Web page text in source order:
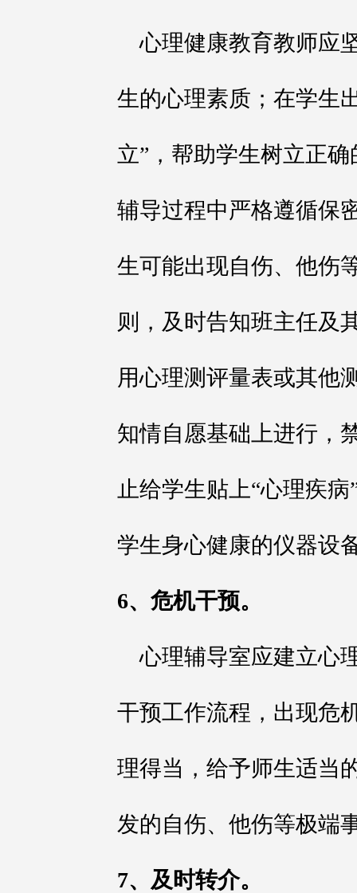
心理健康教育教师应
生的心理素质；在学生
立”，帮助学生树立正
辅导过程中严格遵循保
生可能出现自伤、他伤
则，及时告知班主任及
用心理测评量表或其他
知情自愿基础上进行，
止给学生贴上“心理疾
学生身心健康的仪器设
6、危机干预。
心理辅导室应建立心
干预工作流程，出现危
理得当，给予师生适当
发的自伤、他伤等极端
7、及时转介。